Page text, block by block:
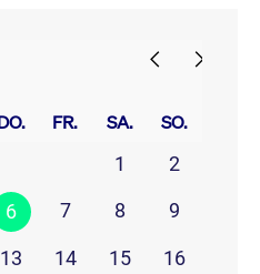
FR. SA. SO.
1
2
6 7 8 9
13 14 15
16